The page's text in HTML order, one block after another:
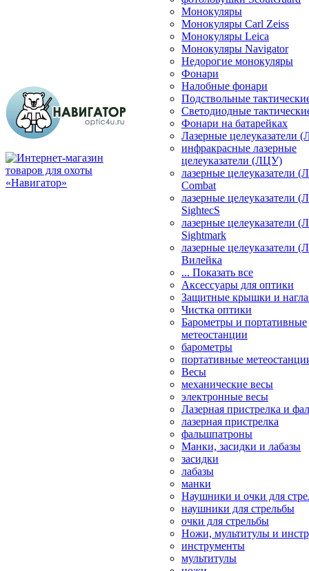
Монокуляры
Монокуляры Carl Zeiss
Монокуляры Leica
Монокуляры Navigator
Недорогие монокуляры
Фонари
Налобные фонари
Подствольные
Светодиодные
Фонари на батарейках
Лазерные целеуказатели
инфракрасные лазерные
целеуказатели (ЛЦУ)
лазерные целеуказатели
Combat
лазерные целеуказатели
SightecS
лазерные целеуказатели
Sightmark
лазерные целеуказатели
Вилейка
... Показать все
Аксессуары для оптики
Защитные крышки и
Чистка оптики
Барометры и портативные
метеостанции
барометры
портативные
Весы
механические весы
электронные весы
Лазерная пристрелка и
лазерная пристрелка
фальшпатроны
Манки, засидки и лабазы
засидки
лабазы
манки
Наушники и очки для
наушники для стрельбы
очки для стрельбы
Ножи, мультитулы и
инструменты
мультитулы